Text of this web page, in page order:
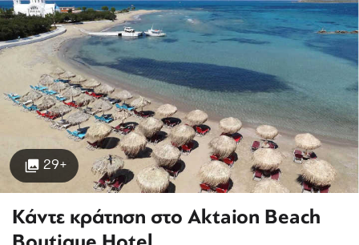
29+
Κάντε κράτηση στο Aktaion Beach